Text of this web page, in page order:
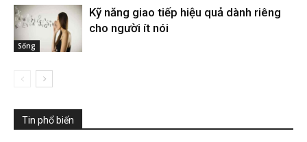
Sống
Kỹ năng giao tiếp hiệu quả dành riêng
cho người ít nói
Tin phổ biến